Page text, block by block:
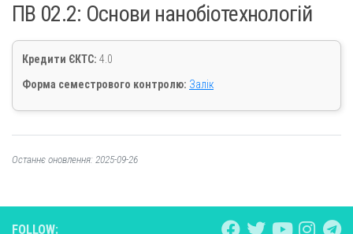
ПВ 02.2: Основи нанобіотехнологій
Кредити ЄКТС: 4.0
Форма семестрового контролю: Залік
Останнє оновлення: 2025-09-26
FOLLOW: